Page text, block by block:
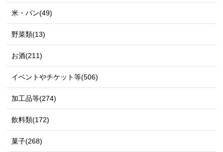
米・パン(49)
野菜類(13)
お酒(211)
イベントやチケット等(506)
加工品等(274)
飲料類(172)
菓子(268)